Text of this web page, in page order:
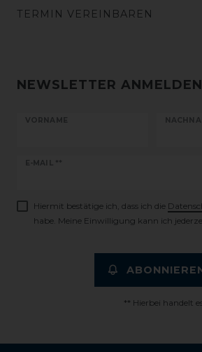
TERMIN VEREINBAREN
NEWSLETTER ANMELDEN
VORNAME
E-MAIL **
Newsletter
Hiermit bestätige ich, dass ich die
habe. Meine Einwilligung kann ich
** Hierbei handelt